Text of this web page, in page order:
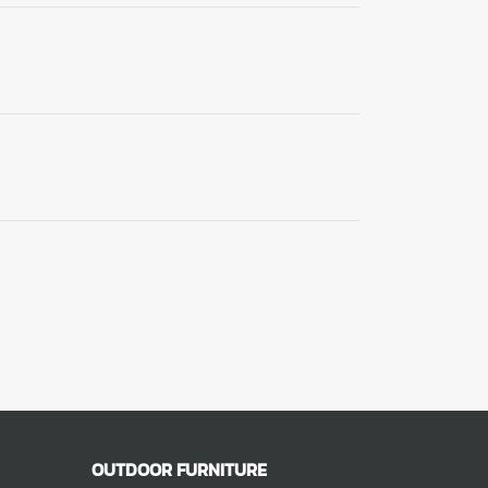
OUTDOOR FURNITURE